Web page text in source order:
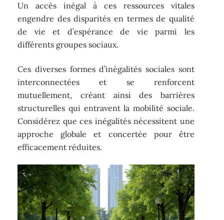
Un accès inégal à ces ressources vitales
engendre des disparités en termes de qualité
de vie et d’espérance de vie parmi les
différents groupes sociaux.
Ces diverses formes d’inégalités sociales sont
interconnectées et se renforcent
mutuellement, créant ainsi des barrières
structurelles qui entravent la mobilité sociale.
Considérez que ces inégalités nécessitent une
approche globale et concertée pour être
efficacement réduites.